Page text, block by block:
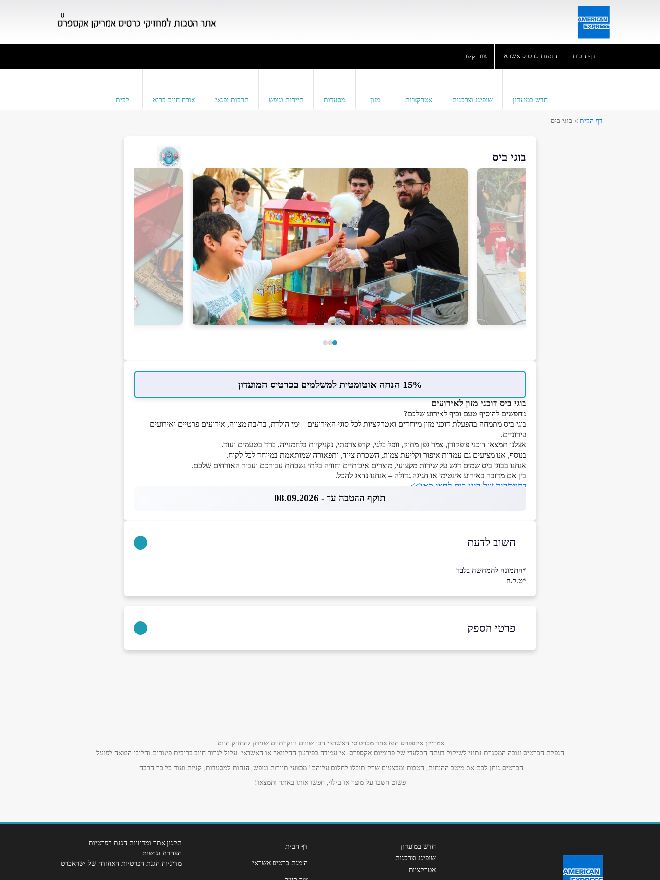
0
דף הבית הזמנת כרטיס אשראי צור קשר
חדש במועדון שופינג וצרכנות אטרקציות מזון מסעדות תיירות ונופש תרבות ופנאי אורח חיים בריא לבית
דף הבית > בוגי ביס
בוגי ביס
15% הנחה אוטומטית למשלמים בכרטיס המועדון
בוגי ביס דוכני מזון לאירועים
מחפשים להוסיף טעם וכיף לאירוע שלכם?
בוגי ביס מתמחה בהפעלת דוכני מזון מיוחדים ואטרקציות לכל סוגי האירועים – ימי הולדת, בר/בת מצווה, אירועים פרטיים ואירועים
עירוניים.
אצלנו תמצאו דוכני פופקורן, צמר גפן מתוק, וופל בלגי, קרפ צרפתי, נקניקיות בלחמנייה, ברד בטעמים ועוד.
בנוסף, אנו מציעים גם עמדות איפור וקליעת צמות, השכרת ציוד, ותפאורה שמותאמת במיוחד לכל לקוח.
אנחנו בבוגי ביס שמים דגש על שירות מקצועי, מוצרים איכותיים וחוויה בלתי נשכחת עבורכם ועבור האורחים שלכם.
בין אם מדובר באירוע אינטימי או חגיגה גדולה – אנחנו נדאג להכל.
לפייסבוק של בוגי ביס לחצו כאן>>
תוקף ההטבה עד - 08.09.2026
חשוב לדעת
*התמונה להמחשה בלבד
*ט.ל.ח
פרטי הספק
אמריקן אקספרס הוא אחד מכרטיסי האשראי הכי שווים ויוקרתיים שניתן להחזיק היום.
הנפקת הכרטיס וגובה המסגרת נתוני לשיקול דעתה הבלעדי של פרימיום אקספרס. אי עמידה בפירעון ההלוואה או האשראי עלול לגרור חיוב בריבית פיגורים והליכי הוצאה לפועל
הכרטיס נותן לכם את מיטב ההנחות, הטבות ומבצעים שרק תוכלו לחלום עליהם! מבצעי תיירות ונופש, הנחות למסעדות, קניות ועוד כל כך הרבה!
פשוט חשבו על מוצר או בילוי, חפשו אותו באתר ותמצאו!
חדש במועדון
שופינג וצרכנות
אטרקציות
דף הבית
הזמנת כרטיס אשראי
תקנון אתר ומדיניות הגנת הפרטיות
הצהרת נגישות
מדיניות הגנת הפרטיות האחודה של ישראכרט